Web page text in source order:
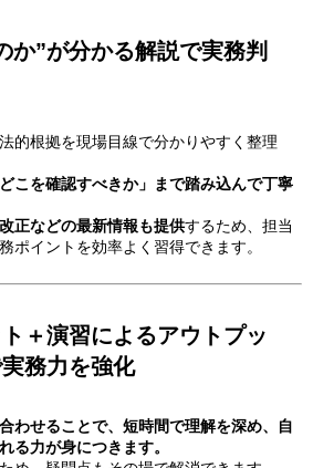
か”が分かる解説で実務判
的根拠を現場目線で分かりやすく整理
こを確認すべきか」まで踏み込んで丁寧
正などの最新情報も提供するため、担当
ポイントを効率よく習得できます。
＋演習によるアウトプッ
務力を強化
わせることで、短時間で理解を深め、自
る力が身につきます。